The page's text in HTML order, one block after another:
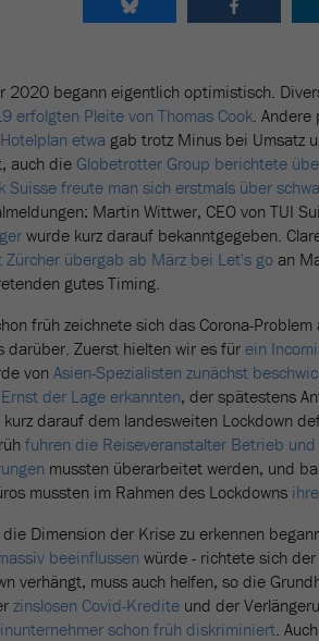
2020 begann eigentlich optimistisch.
erfolgten Pleite von Thomas Cook. Andere
Hotelplan etwa gab trotz Minus bei Umsatz
auch die Globetrotter Group berichtete
Suisse freute man sich erstmals über
Martin Wittwer, CEO von TUI
wurde kurz darauf bekanntgegeben.
Zürcher übergab ab März bei Let's go an
gutes Timing.
früh zeichnete sich das Corona-Problem
darüber. Zuerst hielten wir es für ein
von Asien-Spezialisten zunächst
der Lage erkannten, der spätestens
kurz darauf dem landesweiten Lockdown
fuhren die Reiseveranstalter Betrieb
mussten überarbeitet werden, und
mussten im Rahmen des Lockdowns
die Dimension der Krise zu erkennen
beeinflussen würde - richtete sich
verhängt, muss auch helfen, so die
zinslosen Covid-Kredite und der
schon früh diskriminiert.